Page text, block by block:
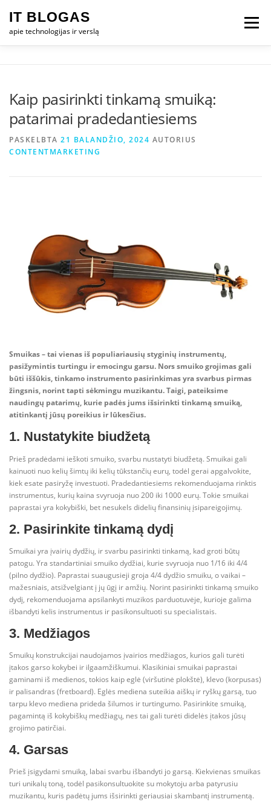
turinio
IT BLOGAS
apie technologijas ir verslą
Meniu
TECHNOLOGIJOS TELEFONAI
Kaip pasirinkti tinkamą smuiką:
patarimai pradedantiesiems
PASKELBTA 21 BALANDŽIO, 2024 AUTORIUS
CONTENTMARKETING
Smuikas – tai vienas iš populiariausių styginių instrumentų,
pasižymintis turtingu ir emocingu garsu. Nors smuiko grojimas gali
būti iššūkis, tinkamo instrumento pasirinkimas yra svarbus pirmas
žingsnis, norint tapti sėkmingu muzikantu. Taigi, pateiksime
naudingų patarimų, kurie padės jums išsirinkti tinkamą smuiką,
atitinkantį jūsų poreikius ir lūkesčius.
1. Nustatykite biudžetą
Prieš pradėdami ieškoti smuiko, svarbu nustatyti biudžetą. Smuikai gali
kainuoti nuo kelių šimtų iki kelių tūkstančių eurų, todėl gerai apgalvokite,
kiek esate pasiryžę investuoti. Pradedantiesiems rekomenduojama rinktis
instrumentus, kurių kaina svyruoja nuo 200 iki 1000 eurų. Tokie smuikai
paprastai yra kokybiški, bet nesukels didelių finansinių įsipareigojimų.
2. Pasirinkite tinkamą dydį
Smuikai yra įvairių dydžių, ir svarbu pasirinkti tinkamą, kad groti būtų
patogu. Yra standartiniai smuiko dydžiai, kurie svyruoja nuo 1/16 iki 4/4
(pilno dydžio). Paprastai suaugusieji groja 4/4 dydžio smuiku, o vaikai –
mažesniais, atsižvelgiant į jų ūgį ir amžių. Norint pasirinkti tinkamą smuiko
dydį, rekomenduojama apsilankyti muzikos parduotuvėje, kurioje galima
išbandyti kelis instrumentus ir pasikonsultuoti su specialistais.
3. Medžiagos
Smuikų konstrukcijai naudojamos įvairios medžiagos, kurios gali turėti
įtakos garso kokybei ir ilgaamžiškumui. Klasikiniai smuikai paprastai
gaminami iš medienos, tokios kaip eglė (viršutinė plokštė), klevo (korpusas)
ir palisandras (fretboard). Eglės mediena suteikia aiškų ir ryškų garsą, tuo
tarpu klevo mediena prideda šilumos ir turtingumo. Pasirinkite smuiką,
pagamintą iš kokybiškų medžiagų, nes tai gali turėti didelės įtakos jūsų
grojimo patirčiai.
4. Garsas
Prieš įsigydami smuiką, labai svarbu išbandyti jo garsą. Kiekvienas smuikas
turi unikalų toną, todėl pasikonsultuokite su mokytoju arba patyrusiu
muzikantu, kuris padėtų jums išsirinkti geriausiai skambantį instrumentą.